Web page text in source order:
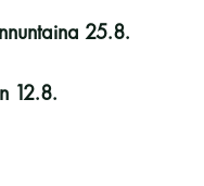
25.8.
12.8.